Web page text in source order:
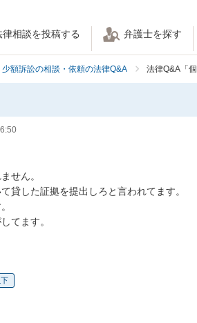
律相談を投稿する 弁護士を探す
少額訴訟の相談・依頼の法律Q&A 法律Q&A「
せん。
貸した証拠を提出しろと言われてます。
てます。